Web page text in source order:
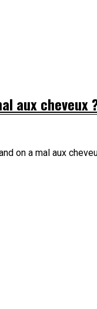
aux cheveux
on a mal aux